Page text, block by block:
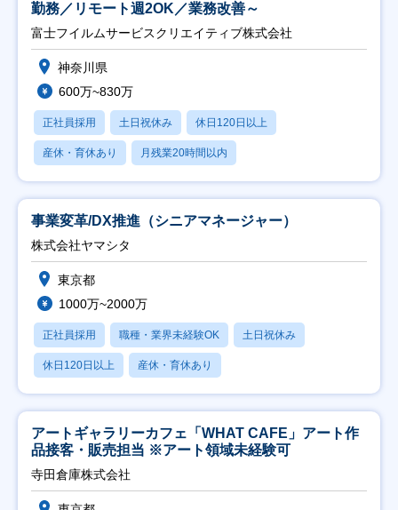
勤務／リモート週2OK／業務改善～
富士フイルムサービスクリエイティブ株式会社
神奈川県
600万~830万
正社員採用 土日祝休み 休日120日以上
産休・育休あり 月残業20時間以内
事業変革/DX推進（シニアマネージャー）
株式会社ヤマシタ
東京都
1000万~2000万
正社員採用 職種・業界未経験OK 土日祝休み
休日120日以上 産休・育休あり
アートギャラリーカフェ「WHAT CAFE」アート作
品接客・販売担当 ※アート領域未経験可
寺田倉庫株式会社